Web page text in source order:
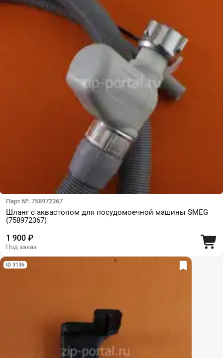
Парт №: 758972367
Шланг с аквастопом для посудомоечной машины SMEG
(758972367)
1 900 ₽
Под заказ
ID 3136